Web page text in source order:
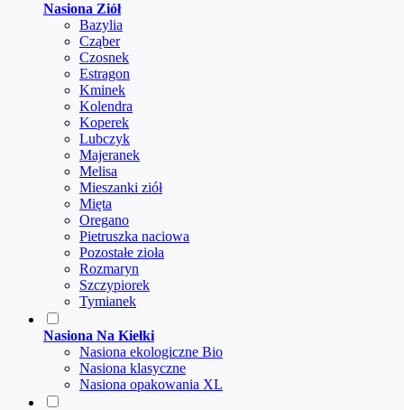
Nasiona Ziół
Bazylia
Cząber
Czosnek
Estragon
Kminek
Kolendra
Koperek
Lubczyk
Majeranek
Melisa
Mieszanki ziół
Mięta
Oregano
Pietruszka naciowa
Pozostałe zioła
Rozmaryn
Szczypiorek
Tymianek
Nasiona Na Kiełki
Nasiona ekologiczne Bio
Nasiona klasyczne
Nasiona opakowania XL